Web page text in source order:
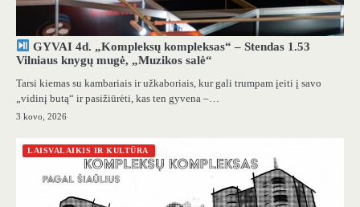
GYVAI 4d. „Kompleksų kompleksas“ – Stendas 1.53
Vilniaus knygų mugė, „Muzikos salė“
Tarsi kiemas su kambariais ir užkaboriais, kur gali trumpam įeiti į savo
„vidinį butą“ ir pasižiūrėti, kas ten gyvena –…
3 kovo, 2026
LAISVALAIKIS IR KULTŪRA